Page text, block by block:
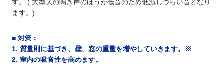
す。 ( 大型犬の鳴き声のほうが低音のため低減しづらい音となり
ます。)
■ 対策 ：
1. 質量則に基づき、壁、窓の重量を増やしていきます。※
2. 室内の吸音性を高めます。